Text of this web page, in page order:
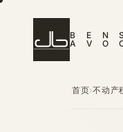
B E N S
A
V O
首页›不动产